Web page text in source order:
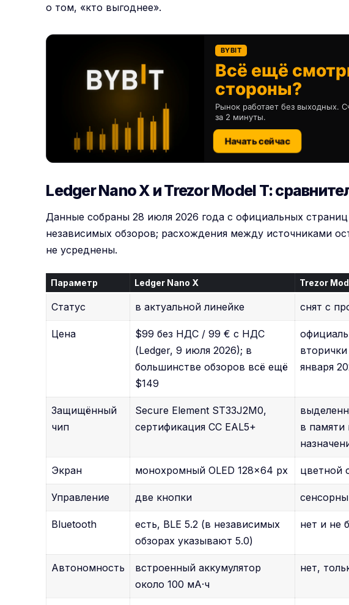
о том, «кто выгоднее».
BYBIT
Всё ещё
стороны?
Рынок работает без выходных.
за 2 минуты.
Начать сейчас
Ledger Nano X и Trezor Model T:
Данные собраны 28 июля 2026 года с официальных
независимых обзоров; расхождения между источниками
не усреднены.
Параметр Ledger Nano X Trezor
Статус в актуальной линейке снят с
Цена
$99 без НДС / 99 € с НДС
(Ledger, 9 июля 2026); в
большинстве обзоров всё ещё
$149
января
Защищённый
чип
Secure Element ST33J2M0,
сертификация CC EAL5+
в памяти
Экран монохромный OLED 128×64 px цветной
Управление две кнопки
Bluetooth
есть, BLE 5.2 (в независимых
обзорах указывают 5.0)
нет и не
Автономность
встроенный аккумулятор
около 100 мА·ч
нет,